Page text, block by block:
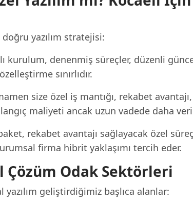
yazılım stratejisi:
kurulum, denenmiş süreçler, düzenli
sınırlıdır.
size özel iş mantığı, rekabet avantajı,
maliyeti ancak uzun vadede daha
rekabet avantajı sağlayacak özel
firma hibrit yaklaşımı tercih eder.
Çözüm Odak Sektörleri
geliştirdiğimiz başlıca alanlar: